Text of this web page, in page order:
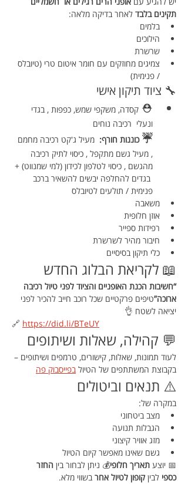
תקינים בלבד לאחר בדיקה מלאה:
בלמים
הילוכים
שרשרת
צמיגים מחוזקים עם חומר איטום טרי (טיובלס
/ פנימית)
🔧 ציוד תיקון אישי
⛑️ קסדה, משקפי שמש, כפפות , בגדי
ונעלי  רכיבה נוחים
☔ כוננות חורף: מעיל ג'קט רכיבה מחמם
, מעיל גשם מתקפל , כיסוי לתיק רכיבה
מהגשם , כיסוי לטלפון לכידון (למי שמנווט) +
בגדים להחלפה יבשים להשאיר ברכב
פנימית / תולעים לטיובלס
משאבה
אוזן חלופית
רפידות ספייר
חיבור מהיר לשרשרת
כלי תיקון בסיסיים
📖 לקריאת הבלוג החדש
“חשיבות הכנת האופניים והציוד לפני טיול רכיבה
ארוכה”טיפים פרקטיים שכל רוכב חייב להכיר לפני
יציאה לשטח 👌
🔗 https://did.li/BTeUY
💬 קהילה, שאלות ושיתופים
לעוד תמונות, שאלות, קישורים, טרמפים ושיתופים –
בקבוצת המשתתפים של הטיול בפייסבוק פה
⚠️ תנאים וביטולים
במקרה של:
מצב ביטחוני
הגבלות תנועה
מזג אוויר קיצוני
גשם שאינו מאפשר קיום הטיול
📅 יוצע תאריך חלופי💰 ניתן לבחור בין החזר
כספי לבין קופון לטיול אחר בשווי מלא.